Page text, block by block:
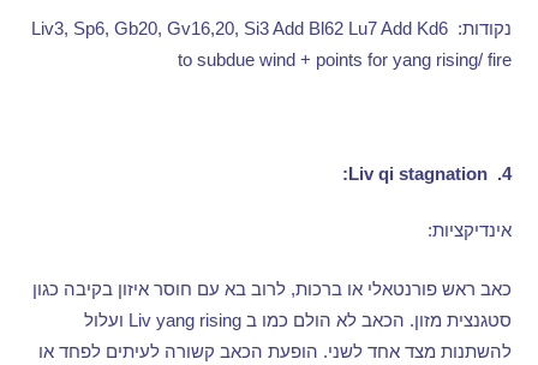
נקודות
: Liv3, Sp6, Gb20, Gv16,20, Si3 Add Bl62 Lu7 Add Kd6
to subdue wind + points for yang rising/ fire
4.
Liv qi stagnation:
אינדיקציות:
כאב ראש פורנטאלי או ברכות,לרוב בא עם חוסר איזון בקיבה כגון
סטגנצית מזון. הכאב לא הולם כמו בLiv yang rising ועלול
להשתנות מצד אחד לשני. הופעת הכאב קשורה לעיתים לפחד או